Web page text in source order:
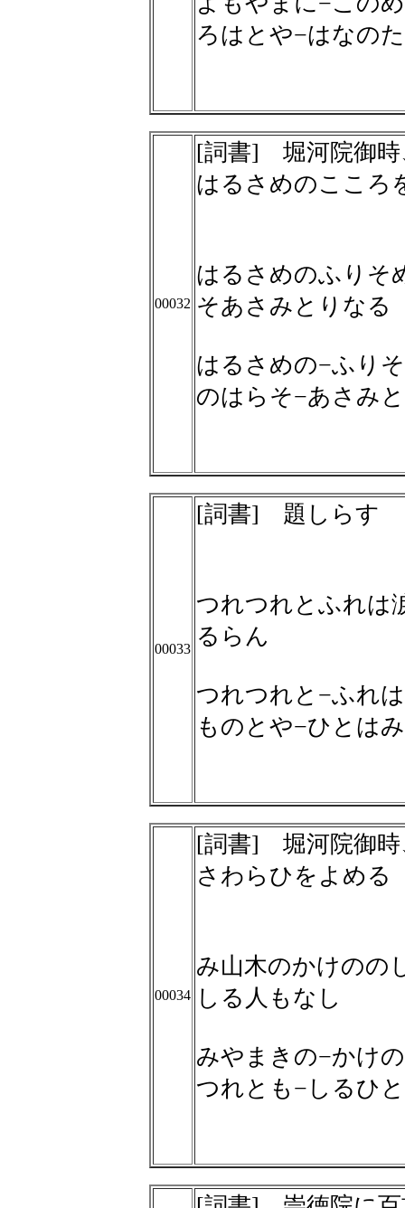
ろはとや−はなの
00032
[詞書] 堀河院御時
はるさめのこころ
はるさめのふりそ
そあさみとりなる
はるさめの−ふり
のはらそ−あさみ
00033
[詞書] 題しらす
つれつれとふれは
るらん
つれつれと−ふれ
ものとや−ひとは
00034
[詞書] 堀河院御時
さわらひをよめる
み山木のかけのの
しる人もなし
みやまきの−かけ
つれとも−しるひ